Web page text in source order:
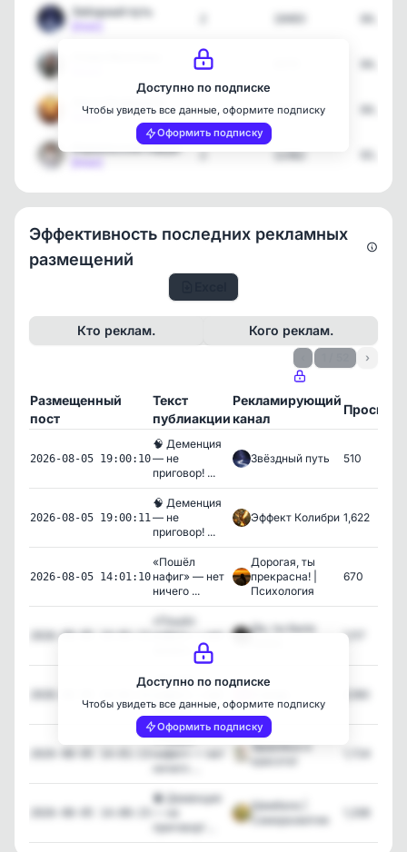
Звёздный путь
1
[max]
2 35569
Израильский хирург
2 12362
Доступно по подписке
Чтобы увидеть все данные, оформите подписку
Оформить подписку
Эффективность последних рекламных
размещений
Кто реклам. Кого реклам.
›
Размещенный
пост
Текст
публиакции
Рекламирующий
канал
2026-08-05 19:00:10
🧠 Деменция
— не
приговор! ...
Звёздный путь 510
2026-08-05 19:00:11
🧠 Деменция
— не
приговор! ...
Эффект Колибри 1,622
2026-08-05 14:01:10
«Пошёл
нафиг» — нет
ничего ...
Дорогая, ты
прекрасна! |
Психология
670
2026-08-05 14:01:11
«Пошёл
нафиг» — нет
ничего ...
Да, ты была
1,117
«Пошёл
ничего ...
3,160
«Пошёл
нафиг» — нет
Здоровье и
1,724
🧠 Деменция
приговор! ...
Шамбала |
Саморазвитие
1,338
Доступно по подписке
Чтобы увидеть все данные, оформите подписку
Оформить подписку